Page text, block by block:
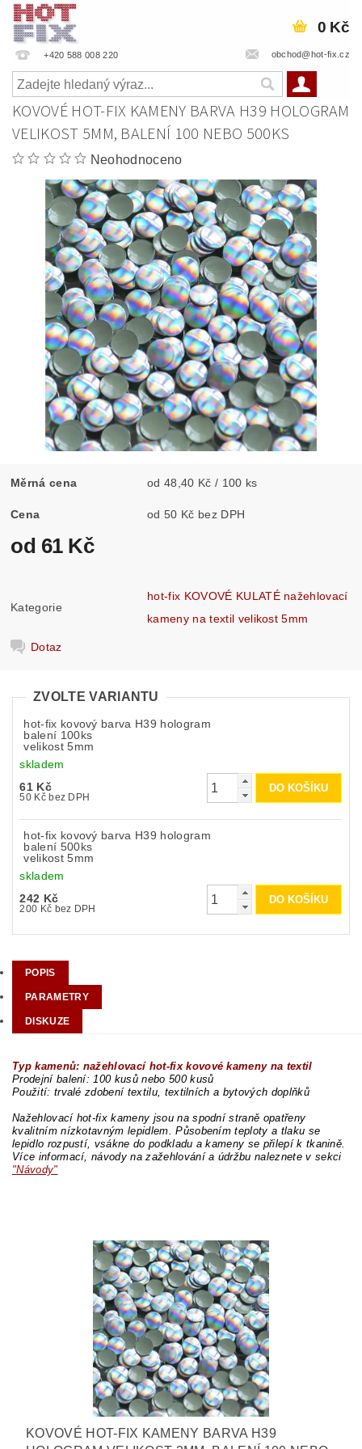
+420 588 008 220 obchod@hot-fix.cz
0 Kč
KOVOVÉ HOT-FIX KAMENY BARVA H39 HOLOGRAM
VELIKOST 5MM, BALENÍ 100 NEBO 500KS
Neohodnoceno
Měrná cena od 48,40 Kč / 100 ks
Cena od 50 Kč bez DPH
od 61 Kč
Kategorie
hot-fix KOVOVÉ KULATÉ nažehlovací
kameny na textil velikost 5mm
Dotaz
ZVOLTE VARIANTU
hot-fix kovový barva H39 hologram
balení 100ks
velikost 5mm
skladem
61 Kč
50 Kč bez DPH
hot-fix kovový barva H39 hologram
balení 500ks
velikost 5mm
skladem
242 Kč
200 Kč bez DPH
POPIS
PARAMETRY
DISKUZE
Typ kamenů: nažehlovací hot-fix kovové kameny na textil
Prodejní balení: 100 kusů nebo 500 kusů
Použití: trvalé zdobení textilu, textilních a bytových doplňků
Nažehlovací hot-fix kameny jsou na spodní straně opatřeny
kvalitním nízkotavným lepidlem. Působením teploty a tlaku se
lepidlo rozpustí, vsákne do podkladu a kameny se přilepí k tkanině.
Více informací, návody na zažehlování a údržbu naleznete v sekci
"Návody"
KOVOVÉ HOT-FIX KAMENY BARVA H39